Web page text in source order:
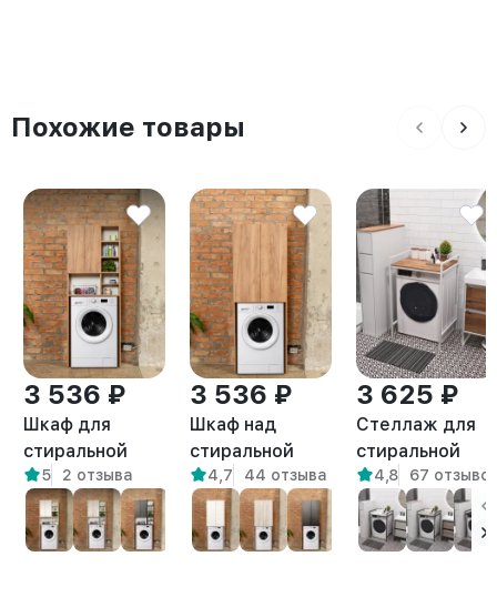
Похожие товары
3 536 ₽
Шкаф для
стиральной
машины Креус
амаретто
5 2 отзыва
3 536 ₽
Шкаф над
стиральной
машиной
напольный Гата
амаретто
4,7 44 отзыва
3 625 ₽
Стеллаж для
стиральной
сушильной
машин Шексна
белый/
амаретто
4,8 67